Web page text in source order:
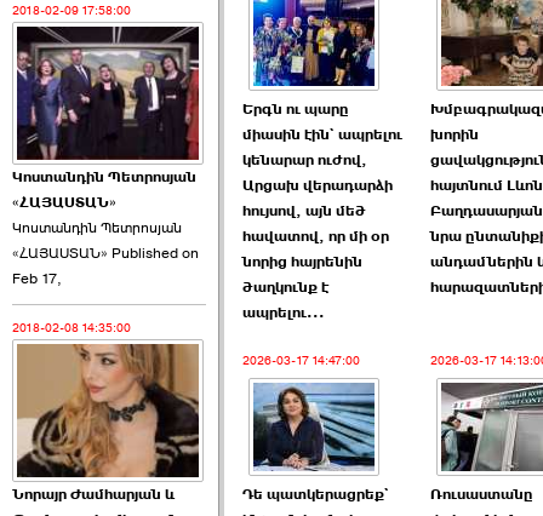
Ծառուկյանի փեսան
վնասել է ›››
2026-06-09 07:11:00
Այս ընդդիմությունը
կվերցնի ›››
2026-06-09 00:41:00
Որպես ընդդիմադիր
2018-02-09 17:58:00
Կոստանդին Պետրոսյան
«ՀԱՅԱՍՏԱՆ»
Կոստանդին Պետրոսյան
«ՀԱՅԱՍՏԱՆ» Published on
Feb 17,
2018-02-08 14:35:00
Նորայր Ժամհարյան և
Երգն ու պարը
միասին էին` ապրելու
կենարար ուժով,
Արցախ վերադարձի
հույսով, այն մեծ
հավատով, որ մի օր
նորից հայրենին
ծաղկունք է
ապրելու...
խորին
հայտնում Լևոն
նրա
անդամներին
2026-03-17 14:47:00
Դե պատկերացրեք`
2026-03-17
Ռուսաստանը